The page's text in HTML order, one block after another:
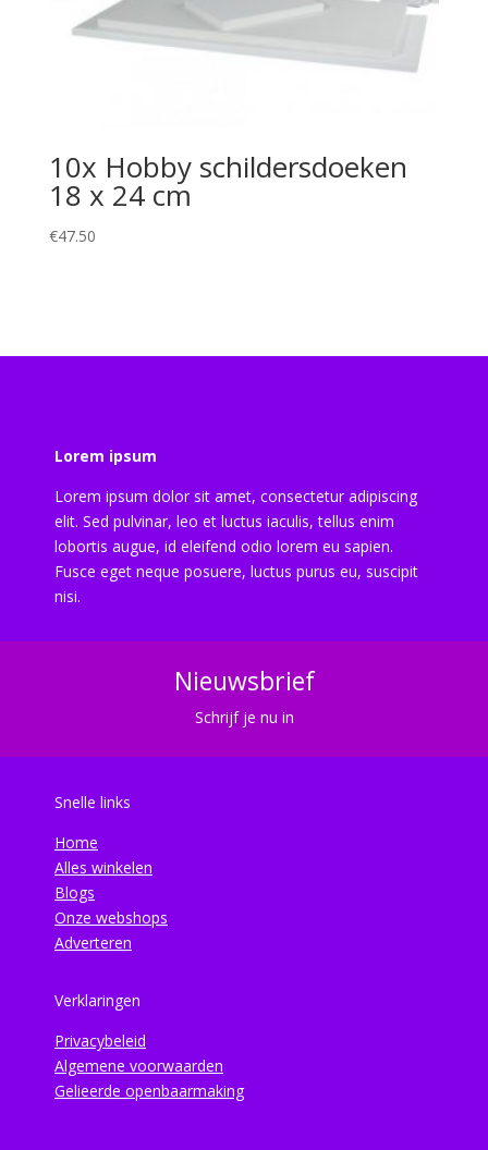
10x Hobby schildersdoeken
18 x 24 cm
€47.50
Lorem ipsum
Lorem ipsum dolor sit amet, consectetur adipiscing
elit. Sed pulvinar, leo et luctus iaculis, tellus enim
lobortis augue, id eleifend odio lorem eu sapien.
Fusce eget neque posuere, luctus purus eu, suscipit
nisi.
Nieuwsbrief
Schrijf je nu in
Snelle links
Home
Alles winkelen
Blogs
Onze webshops
Adverteren
Verklaringen
Privacybeleid
Algemene voorwaarden
Gelieerde openbaarmaking